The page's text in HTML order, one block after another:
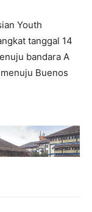
Youth
tanggal 14
bandara A
Buenos